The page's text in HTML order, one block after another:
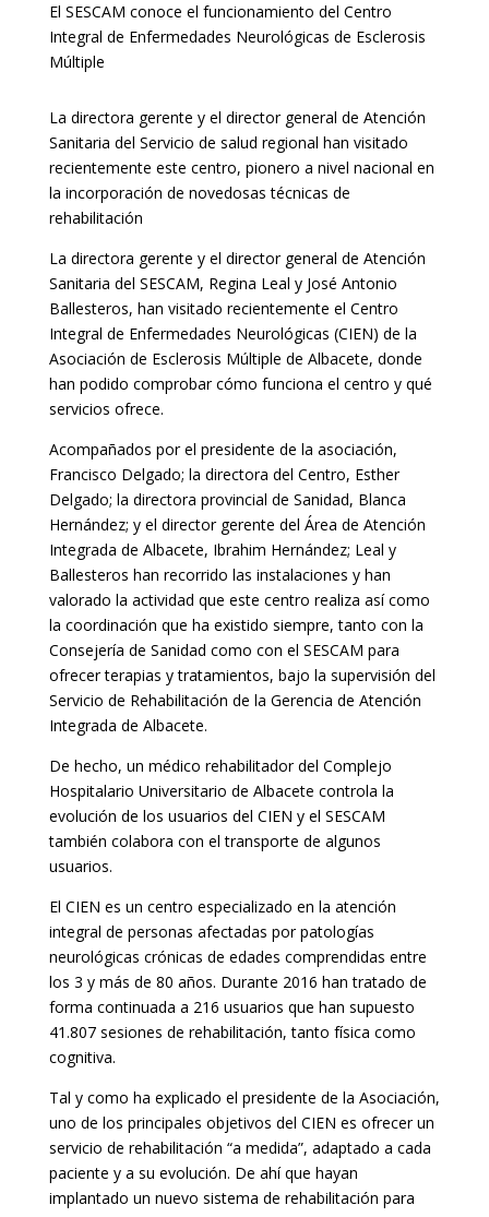
El SESCAM conoce el funcionamiento del Centro
Integral de Enfermedades Neurológicas de Esclerosis
Múltiple
La directora gerente y el director general de Atención
Sanitaria del Servicio de salud regional han visitado
recientemente este centro, pionero a nivel nacional en
la incorporación de novedosas técnicas de
rehabilitación
La directora gerente y el director general de Atención
Sanitaria del SESCAM, Regina Leal y José Antonio
Ballesteros, han visitado recientemente el Centro
Integral de Enfermedades Neurológicas (CIEN) de la
Asociación de Esclerosis Múltiple de Albacete, donde
han podido comprobar cómo funciona el centro y qué
servicios ofrece.
Acompañados por el presidente de la asociación,
Francisco Delgado; la directora del Centro, Esther
Delgado; la directora provincial de Sanidad, Blanca
Hernández; y el director gerente del Área de Atención
Integrada de Albacete, Ibrahim Hernández; Leal y
Ballesteros han recorrido las instalaciones y han
valorado la actividad que este centro realiza así como
la coordinación que ha existido siempre, tanto con la
Consejería de Sanidad como con el SESCAM para
ofrecer terapias y tratamientos, bajo la supervisión del
Servicio de Rehabilitación de la Gerencia de Atención
Integrada de Albacete.
De hecho, un médico rehabilitador del Complejo
Hospitalario Universitario de Albacete controla la
evolución de los usuarios del CIEN y el SESCAM
también colabora con el transporte de algunos
usuarios.
El CIEN es un centro especializado en la atención
integral de personas afectadas por patologías
neurológicas crónicas de edades comprendidas entre
los 3 y más de 80 años. Durante 2016 han tratado de
forma continuada a 216 usuarios que han supuesto
41.807 sesiones de rehabilitación, tanto física como
cognitiva.
Tal y como ha explicado el presidente de la Asociación,
uno de los principales objetivos del CIEN es ofrecer un
servicio de rehabilitación “a medida”, adaptado a cada
paciente y a su evolución. De ahí que hayan
implantado un nuevo sistema de rehabilitación para